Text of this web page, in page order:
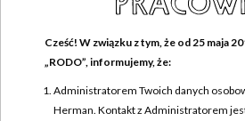
Twój adres e-mail nie zostanie opublikowany.
Komentarz*
Cześć! W związku z tym, że od 25 maja
„RODO”, informujemy, że:
Administratorem Twoich danych
Herman. Kontakt z Administratorem